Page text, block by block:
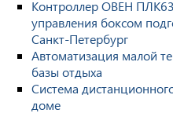
Контроллер ОВЕН
управления боксом
Санкт-Петербург
Автоматизация малой
базы отдыха
Система
доме